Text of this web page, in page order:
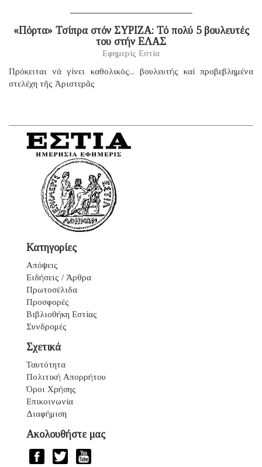
«Πόρτα» Τσίπρα στόν ΣΥΡΙΖΑ: Τό πολύ 5 βουλευτές
του στήν ΕΛΑΣ
Εφημερίς Εστία
Πρόκειται νά γίνει καθολικός... βουλευτής καί προβεβλημένα
στελέχη τῆς Ἀριστερᾶς
Κατηγορίες
Απόψεις
Ειδήσεις / Άρθρα
Πρωτοσέλιδα
Προσφορές
Βιβλιοθήκη Εστίας
Συνδρομές
Σχετικά
Ταυτότητα
Πολιτική Απορρήτου
Όροι Χρήσης
Επικοινωνία
Διαφήμιση
Ακολουθήστε μας